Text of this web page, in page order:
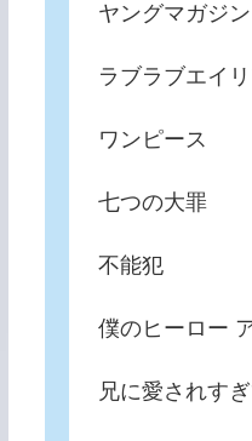
ヤングマガジン
ラブラブエイ
ワンピース
七つの大罪
不能犯
僕のヒーロー
兄に愛されす